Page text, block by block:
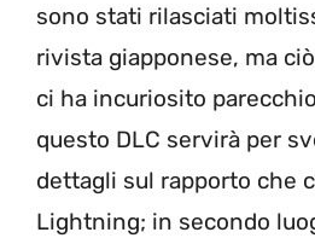
sono stati rilasciati
rivista giapponese, ma
ci ha incuriosito
questo DLC servirà per
dettagli sul rapporto che
Lightning; in secondo